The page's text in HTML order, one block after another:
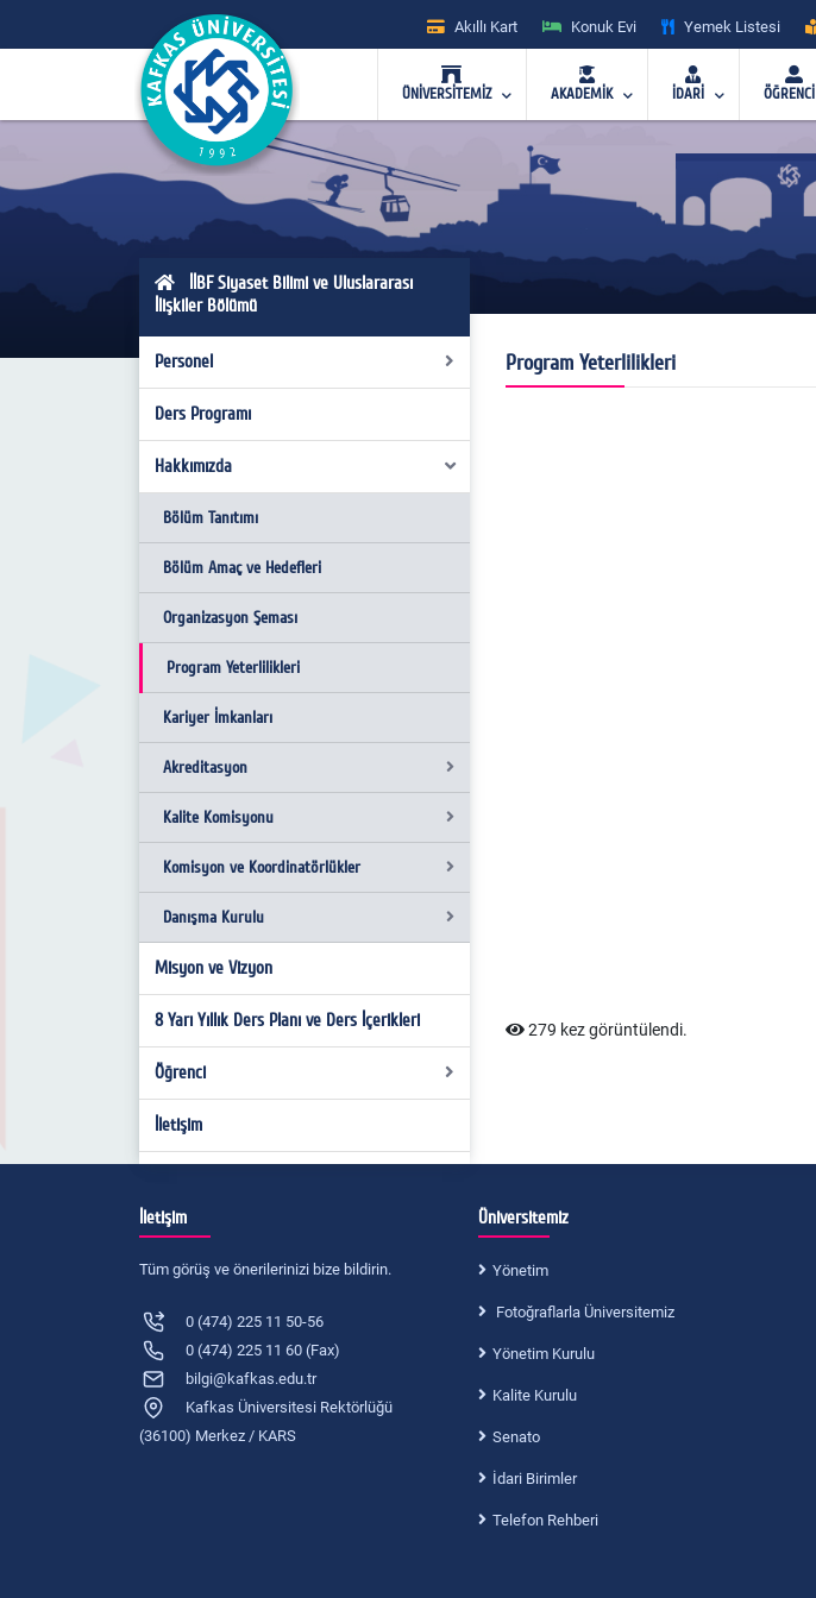
Akıllı Kart Konuk Evi Yemek Listesi
ÜNİVERSİTEMİZ AKADEMİK İDARİ ÖĞRENCİ
İİBF Siyaset Bilimi ve Uluslararası
İlişkiler Bölümü
Personel
Yönetim
Bölüm Kurulu
Anabilim Dalları
Siyaset Bilimi ve Uluslararası İlişkiler
Akademik Personel
Bölüm Sekreteri
Ders Programı
Hakkımızda
Bölüm Tanıtımı
Bölüm Amaç ve Hedefleri
Organizasyon Şeması
Program Yeterlilikleri
Kariyer İmkanları
Akreditasyon
Program Eğitim Amaçları
Program Öğrenme Çıktıları
Kalite Komisyonu
Komisyon Üyeleri
Komisyon Faaliyetleri
Kurum İç Değerlendirme Raporu
Komisyon ve Koordinatörlükler
Akademik Danışma Kurulu
Akademik Teşvik Kurulu
Bilimsel ve Sosyal Etkinlikler Komisyonu
Kalite Komisyonu
Ölçme ve Değerlendirme Komisyonu
Özel Gereksinimli Öğrenci Danışmanlığı
Danışma Kurulu
İç Paydaş Kurulu
Dış Paydaş Kurulu
Misyon ve Vizyon
8 Yarı Yıllık Ders Planı ve Ders İçerikleri
Öğrenci
Aday Öğrenci
Dilekçe Örnekleri
Ders Programı
Lisans Ders Programı
Değişim Programları
Erasmus
Ders Kayıt Rehberi
İletişim
Program Yeterlilikleri
279 kez görüntülendi.
İletişim
Tüm görüş ve önerilerinizi bize bildirin.
0 (474) 225 11 50-56
0 (474) 225 11 60 (Fax)
bilgi@kafkas.edu.tr
Kafkas Üniversitesi Rektörlüğü
(36100) Merkez / KARS
Üniversitemiz
Yönetim
Fotoğraflarla Üniversitemiz
Yönetim Kurulu
Kalite Kurulu
Senato
İdari Birimler
Telefon Rehberi